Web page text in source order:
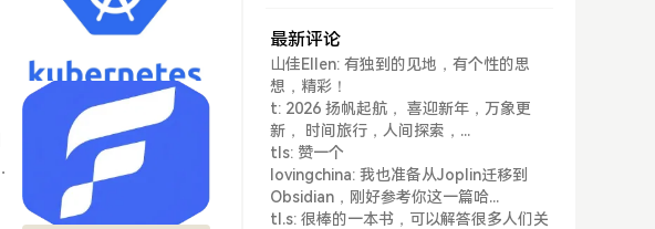
最新评论
山佳Ellen: 有独到的见地，有个性的思
想，精彩！
t: 2026 扬帆起航， 喜迎新年，万象更
新， 时间旅行，人间探索，...
tls: 赞一个
lovingchina: 我也准备从Joplin迁移到
Obsidian，刚好参考你这一篇哈...
tl.s: 很棒的一本书，可以解答很多人们关